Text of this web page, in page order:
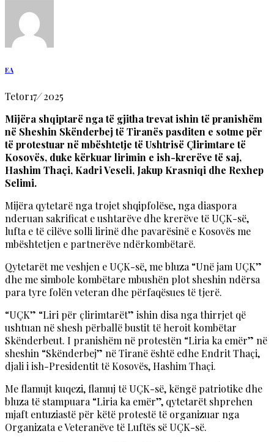
EA
Tetor17/2025
Mijëra shqiptarë nga të gjitha trevat ishin të pranishëm
në Sheshin Skënderbej të Tiranës pasditen e sotme për
të protestuar në mbështetje të Ushtrisë Çlirimtare të
Kosovës, duke kërkuar lirimin e ish-krerëve të saj,
Hashim Thaçi, Kadri Veseli, Jakup Krasniqi dhe Rexhep
Selimi.
Mijëra qytetarë nga trojet shqipfolëse, nga diaspora
nderuan sakrificat e ushtarëve dhe krerëve të UÇK-së,
lufta e të cilëve solli lirinë dhe pavarësinë e Kosovës me
mbështetjen e partnerëve ndërkombëtarë.
Qytetarët me veshjen e UÇK-së, me bluza “Unë jam UÇK”
dhe me simbole kombëtare mbushën plot sheshin ndërsa
para tyre folën veteran dhe përfaqësues të tjerë.
“UÇK” “Liri për çlirimtarët” ishin disa nga thirrjet që
ushtuan në shesh përballë bustit të heroit kombëtar
Skënderbeut. I pranishëm në protestën “Liria ka emër” në
sheshin “Skënderbej” në Tiranë është edhe Endrit Thaçi,
djali i ish-Presidentit të Kosovës, Hashim Thaçi.
Me flamujt kuqezi, flamuj të UÇK-së, këngë patriotike dhe
bluza të stampuara “Liria ka emër”, qytetarët shprehen
mjaft entuziastë për këtë protestë të organizuar nga
Organizata e Veteranëve të Luftës së UÇK-së.